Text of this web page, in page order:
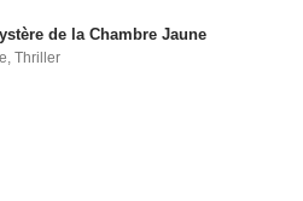
de la Chambre Jaune
,Thriller